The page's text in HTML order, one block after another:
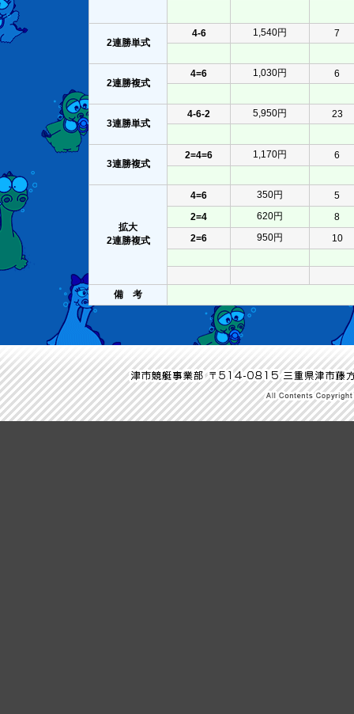
2連勝単式
4-6 1,540円 7
2連勝複式
4=6 1,030円 6
3連勝単式
4-6-2 5,950円 23
3連勝複式
2=4=6 1,170円 6
拡大
2連勝複式
4=6 350円
5
2=4
620円
8
2=6
950円 10
備 考